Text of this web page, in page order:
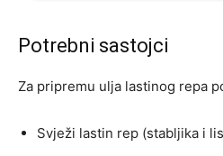
Potrebni sastojci
Za pripremu ulja lastinog repa
Svježi lastin rep (stabljika i